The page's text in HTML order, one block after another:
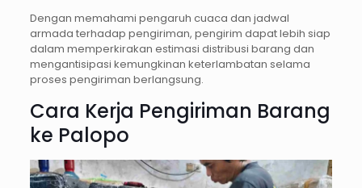
Dengan memahami pengaruh cuaca dan jadwal
armada terhadap pengiriman, pengirim dapat lebih siap
dalam memperkirakan estimasi distribusi barang dan
mengantisipasi kemungkinan keterlambatan selama
proses pengiriman berlangsung.
Cara Kerja Pengiriman Barang
ke Palopo